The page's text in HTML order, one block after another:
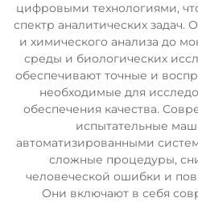
цифровыми технологиями,
спектр аналитических задач.
и химического анализа до
среды и биологических
обеспечивают точные и
необходимые для
обеспечения качества.
испытательные
автоматизированными
сложные процедуры,
человеческой ошибки и
Они включают в себя